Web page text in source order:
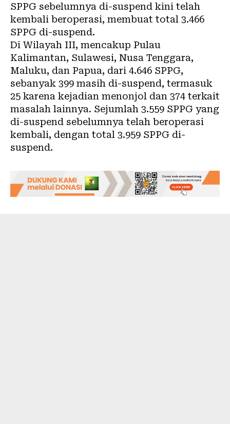
SPPG sebelumnya di-suspend kini telah
kembali beroperasi, membuat total 3.466
SPPG di-suspend.
Di Wilayah III, mencakup Pulau
Kalimantan, Sulawesi, Nusa Tenggara,
Maluku, dan Papua, dari 4.646 SPPG,
sebanyak 399 masih di-suspend, termasuk
25 karena kejadian menonjol dan 374 terkait
masalah lainnya. Sejumlah 3.559 SPPG yang
di-suspend sebelumnya telah beroperasi
kembali, dengan total 3.959 SPPG di-
suspend.